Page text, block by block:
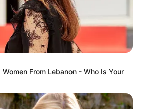
From Lebanon - Who Is Your